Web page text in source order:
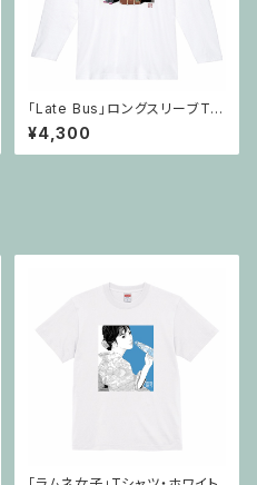
「Late Bus」ロングスリーブTシ
ャツ・ホワイト
¥4,300